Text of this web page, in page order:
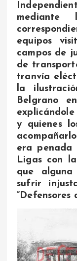
equipos
campos de
de
tranvía
la
Belgrano
y quienes
era penada
Ligas con
que
sufrir
“Defensores